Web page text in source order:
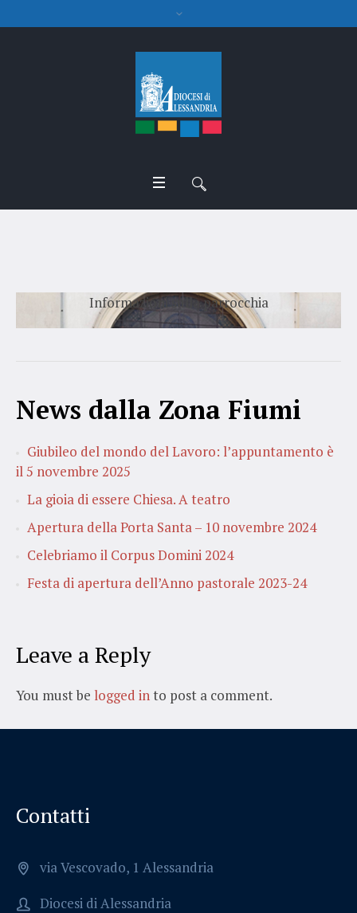
Informazioni sulla parrocchia
News dalla Zona Fiumi
Giubileo del mondo del Lavoro: l’appuntamento è
il 5 novembre 2025
La gioia di essere Chiesa. A teatro
Apertura della Porta Santa – 10 novembre 2024
Celebriamo il Corpus Domini 2024
Festa di apertura dell’Anno pastorale 2023-24
Leave a Reply
You must be logged into post a comment.
Contatti
via Vescovado, 1 Alessandria
Diocesi di Alessandria